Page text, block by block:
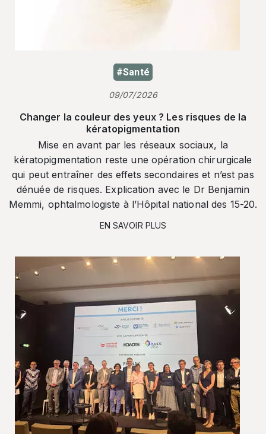
#Santé
09/07/2026
Changer la couleur des yeux ? Les risques de la
kératopigmentation
Mise en avant par les réseaux sociaux, la
kératopigmentation reste une opération chirurgicale
qui peut entraîner des effets secondaires et n’est pas
dénuée de risques. Explication avec le Dr Benjamin
Memmi, ophtalmologiste à l’Hôpital national des 15-20.
EN SAVOIR PLUS